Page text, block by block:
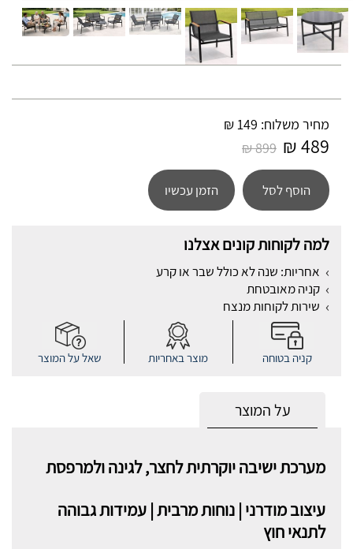
מחיר משלוח: 149 ₪
489 ₪
899 ₪
הוסף לסל הזמן עכשיו
למה לקוחות קונים אצלנו
אחריות: שנה לא כולל שבר או קרע
קניה מאובטחת
שירות לקוחות מנצח
קניה בטוחה מוצר באחריות שאל על המוצר
על המוצר
מערכת ישיבה יוקרתית לחצר, לגינה ולמרפסת
עיצוב מודרני | נוחות מרבית | עמידות גבוהה
לתנאי חוץ